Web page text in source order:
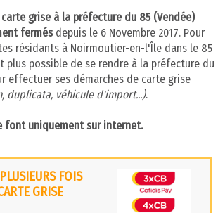
grise à la préfecture du 85 (Vendée)
fermésdepuis le 6 Novembre 2017. Pour
résidants à Noirmoutier-en-l'Île dans le 85
plus possible de se rendre à la préfecture du
effectuer ses démarches de carte grise
duplicata, véhicule d'import...).
font uniquement sur internet.
FOIS
GRISE